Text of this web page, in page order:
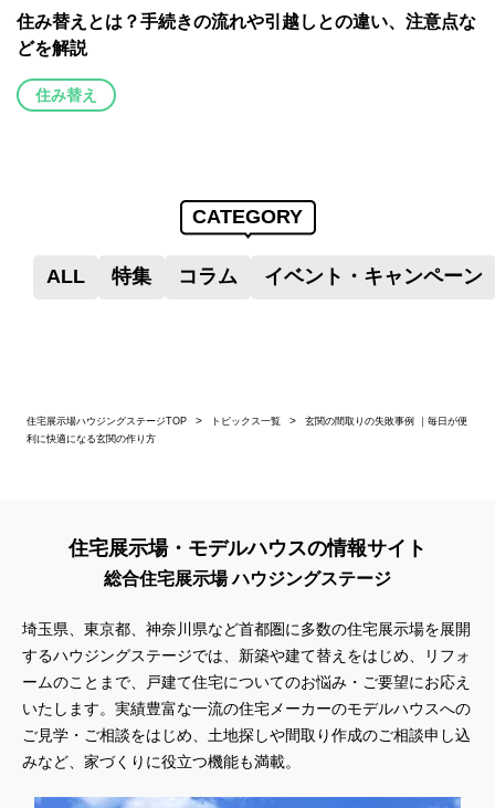
住み替えとは？手続きの流れや引越しとの違い、注意点な
どを解説
住み替え
CATEGORY
ALL 特集 コラム イベント・キャンペーン
住宅展示場ハウジングステージTOP トピックス一覧
玄関の間取りの失敗事例 ｜毎日が便
利に快適になる玄関の作り方
住宅展示場・モデルハウスの情報サイト
総合住宅展示場 ハウジングステージ
埼玉県、東京都、神奈川県など首都圏に多数の住宅展示場を展開
するハウジングステージでは、新築や建て替えをはじめ、リフォ
ームのことまで、戸建て住宅についてのお悩み・ご要望にお応え
いたします。実績豊富な一流の住宅メーカーのモデルハウスへの
ご見学・ご相談をはじめ、土地探しや間取り作成のご相談申し込
みなど、家づくりに役立つ機能も満載。